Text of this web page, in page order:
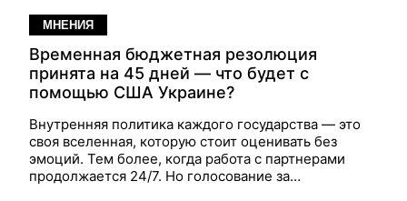
МНЕНИЯ
Временная бюджетная резолюция
принята на 45 дней — что будет с
помощью США Украине?
Внутренняя политика каждого государства — это
своя вселенная, которую стоит оценивать без
эмоций. Тем более, когда работа с партнерами
продолжается 24/7. Но голосование за